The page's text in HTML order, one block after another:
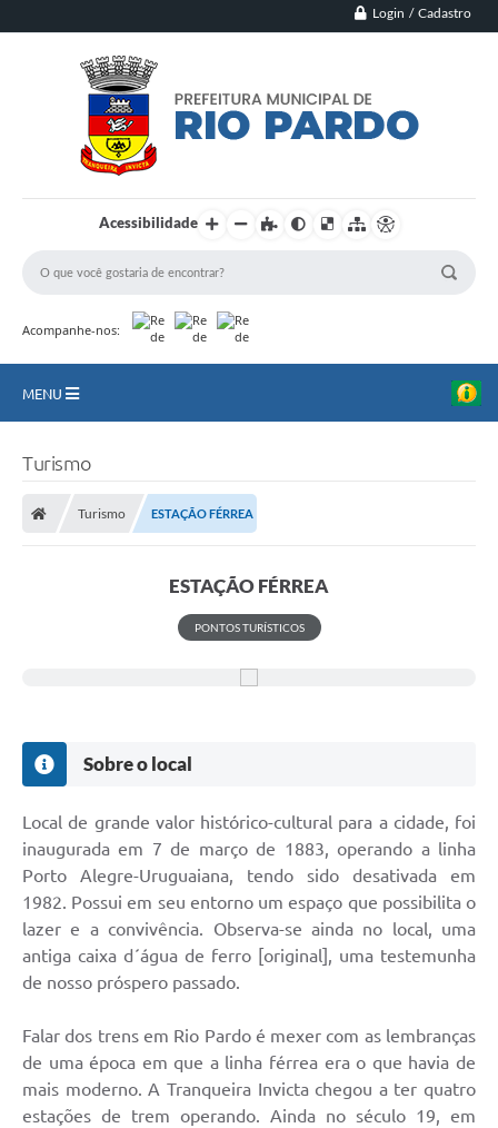
Login / Cadastro
Acessibilidade
Acompanhe-nos:
MENU
Contato
Nota Fiscal Eletrônica NFS-e
Serviços ao Cidadão
Arquivos para Download
Secretarias
Turismo
Turismo ESTAÇÃO FÉRREA
ESTAÇÃO FÉRREA
PONTOS TURÍSTICOS
Sobre o local
Local de grande valor histórico-cultural para a cidade, foi
inaugurada em 7 de março de 1883, operando a linha
Porto Alegre-Uruguaiana, tendo sido desativada em
1982. Possui em seu entorno um espaço que possibilita o
lazer e a convivência. Observa-se ainda no local, uma
antiga caixa d´água de ferro [original], uma testemunha
de nosso próspero passado.
Falar dos trens em Rio Pardo é mexer com as lembranças
de uma época em que a linha férrea era o que havia de
mais moderno. A Tranqueira Invicta chegou a ter quatro
estações de trem operando. Ainda no século 19, em